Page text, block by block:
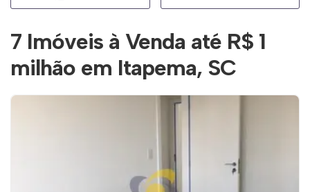
7 Imóveis à Venda até R$ 1
milhão em Itapema, SC